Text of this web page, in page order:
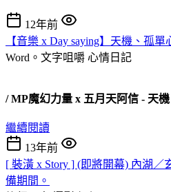
12年前
【音樂 x Day saying】天機、孤單
Word。文字咀嚼 心情日記
/ MP魔幻力量 x 五月天阿信 - 天機
繼續閱讀
13年前
[ 裝潢 x Story ] (即將開幕) 內湖
備期間。